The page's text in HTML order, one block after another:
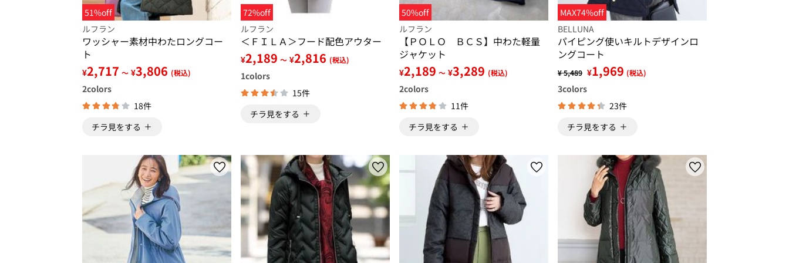
51%off
ルフラン
ワッシャー素材中わたロングコー
ト
¥2,717 ～ ¥3,806 (税込)
2colors
18件
チラ見をする
72%off
ルフラン
＜ＦＩＬＡ＞フード配色アウター
¥2,189 ～ ¥2,816 (税込)
1colors
15件
チラ見をする
50%off
ルフラン
【ＰＯＬＯ ＢＣＳ】中わた軽量
ジャケット
¥2,189 ～ ¥3,289 (税込)
2colors
11件
チラ見をする
MAX74%off
BELLUNA
パイピング使いキルトデザインロ
ングコート
¥ 5,489 ¥1,969 (税込)
3colors
23件
チラ見をする